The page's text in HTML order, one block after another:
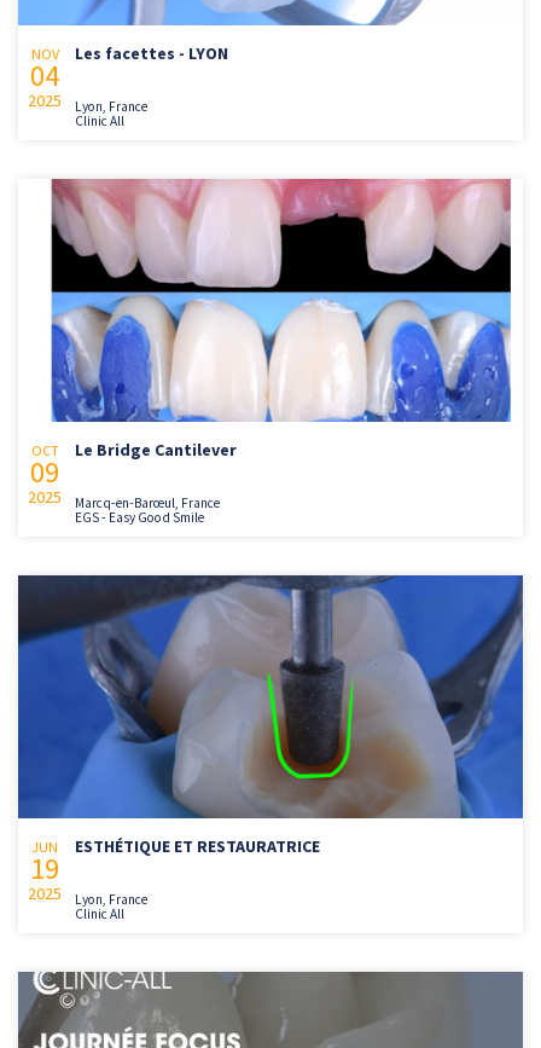
NOV
04
2025
Les facettes - LYON
Lyon, France
Clinic All
OCT
09
2025
Le Bridge Cantilever
Marcq-en-Barœul, France
EGS - Easy Good Smile
JUN
19
2025
ESTHÉTIQUE ET RESTAURATRICE
Lyon, France
Clinic All